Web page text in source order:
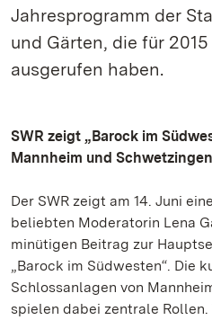
Jahresprogramm der
und Gärten, die für
ausgerufen haben.
SWR zeigt „Barock im
Mannheim und Schwetzingen
Der SWR zeigt am 14. Juni
beliebten Moderatorin Lena
minütigen Beitrag zur
„Barock im Südwesten“. Die
Schlossanlagen von
spielen dabei zentrale